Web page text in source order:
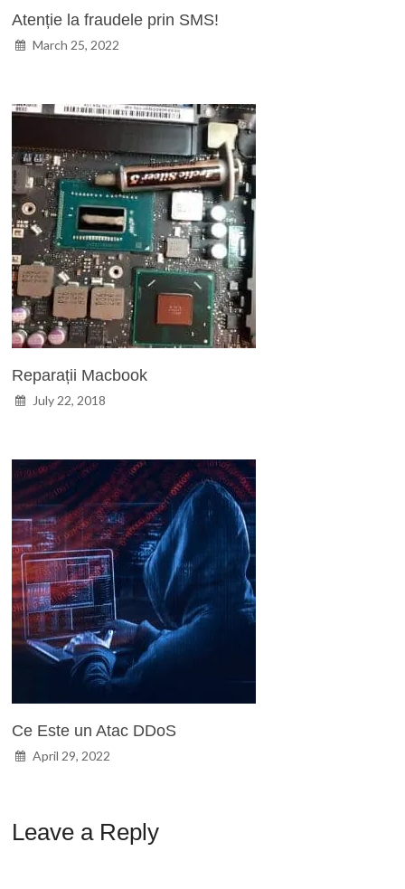
Atenție la fraudele prin SMS!
March 25, 2022
Reparații Macbook
July 22, 2018
Ce Este un Atac DDoS
April 29, 2022
Leave a Reply